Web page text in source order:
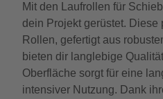
Mit den Laufrollen für
dein Projekt gerüstet. Diese
Rollen, gefertigt aus
bieten dir langlebige
Oberfläche sorgt für eine
intensiver Nutzung. Dank